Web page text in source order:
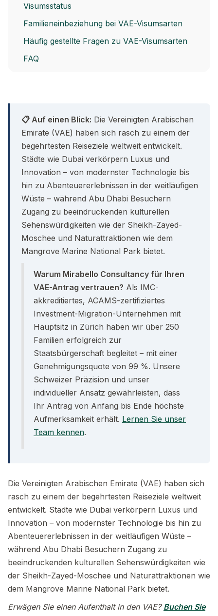
Visumsstatus
Familieneinbeziehung bei VAE-Visumsarten
Häufig gestellte Fragen zu VAE-Visumsarten
FAQ
📋 Auf einen Blick: Die Vereinigten Arabischen
Emirate (VAE) haben sich rasch zu einem der
begehrtesten Reiseziele weltweit entwickelt.
Städte wie Dubai verkörpern Luxus und
Innovation – von modernster Technologie bis
hin zu Abenteuererlebnissen in der weitläufigen
Wüste – während Abu Dhabi Besuchern
Zugang zu beeindruckenden kulturellen
Sehenswürdigkeiten wie der Sheikh-Zayed-
Moschee und Naturattraktionen wie dem
Mangrove Marine National Park bietet.
Warum Mirabello Consultancy für Ihren
VAE-Antrag vertrauen? Als IMC-
akkreditiertes, ACAMS-zertifiziertes
Investment-Migration-Unternehmen mit
Hauptsitz in Zürich haben wir über 250
Familien erfolgreich zur
Staatsbürgerschaft begleitet – mit einer
Genehmigungsquote von 99 %. Unsere
Schweizer Präzision und unser
individueller Ansatz gewährleisten, dass
Ihr Antrag von Anfang bis Ende höchste
Aufmerksamkeit erhält. Lernen Sie unser
Team kennen.
Die Vereinigten Arabischen Emirate (VAE) haben sich
rasch zu einem der begehrtesten Reiseziele weltweit
entwickelt. Städte wie Dubai verkörpern Luxus und
Innovation – von modernster Technologie bis hin zu
Abenteuererlebnissen in der weitläufigen Wüste –
während Abu Dhabi Besuchern Zugang zu
beeindruckenden kulturellen Sehenswürdigkeiten wie
der Sheikh-Zayed-Moschee und Naturattraktionen wie
dem Mangrove Marine National Park bietet.
Erwägen Sie einen Aufenthalt in den VAE? Buchen Sie